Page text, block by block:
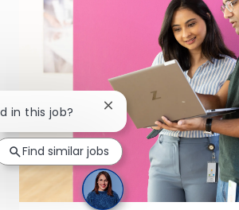
in this job? Close chatbot
Find similar jobs